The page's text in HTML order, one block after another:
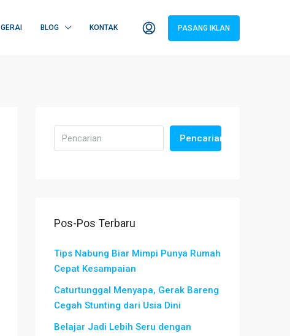
GERAI BLOG KONTAK PASANG IKLAN
Pencarian
Pos-Pos Terbaru
Tips Nabung Biar Mimpi Punya Rumah
Cepat Kesampaian
Caturtunggal Menyapa, Gerak Bareng
Cegah Stunting dari Usia Dini
Belajar Jadi Lebih Seru dengan